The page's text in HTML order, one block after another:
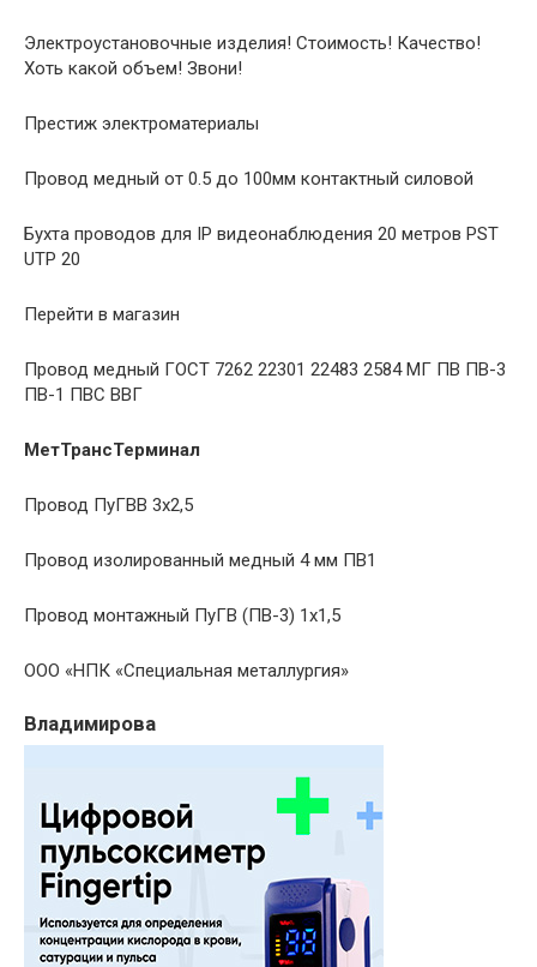
Электроустановочные изделия! Стоимость! Качество!
Хоть какой объем! Звони!
Престиж электроматериалы
Провод медный от 0.5 до 100мм контактный силовой
Бухта проводов для IP видеонаблюдения 20 метров PST
UTP 20
Перейти в магазин
Провод медный ГОСТ 7262 22301 22483 2584 МГ ПВ ПВ-3
ПВ-1 ПВС ВВГ
МетТрансТерминал
Провод ПуГВВ 3х2,5
Провод изолированный медный 4 мм ПВ1
Провод монтажный ПуГВ (ПВ-3) 1х1,5
ООО «НПК «Специальная металлургия»
Владимирова